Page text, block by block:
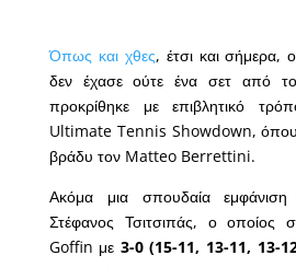
Όπως και χθες, έτσι και σήμερα,
δεν έχασε ούτε ένα σετ από
προκρίθηκε με επιβλητικό
Ultimate Tennis Showdown, όπου
βράδυ τον Matteo Berrettini.
Ακόμα μια σπουδαία
Στέφανος Τσιτσιπάς, ο οποίος
Goffin με 3-0 (15-11, 13-11, 13-